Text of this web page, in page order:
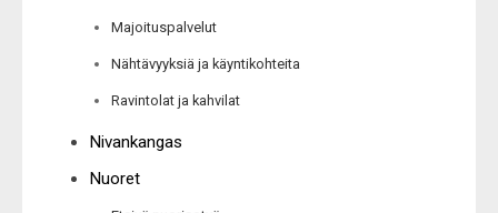
Majoituspalvelut
Nähtävyyksiä ja käyntikohteita
Ravintolat ja kahvilat
Nivankangas
Nuoret